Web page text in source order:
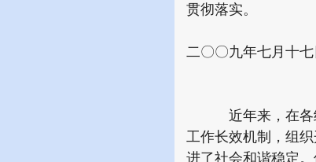
贯彻落实。
二〇〇九年七月十
近年来，在各级
工作长效机制，组
进了社会和谐稳定